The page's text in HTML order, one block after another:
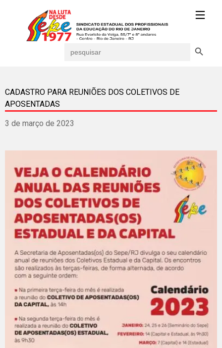
for:
CADASTRO PARA REUNIÕES DOS COLETIVOS DE
APOSENTADAS
3 de março de 2023